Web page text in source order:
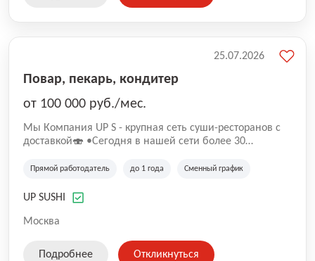
Повар, пекарь, кондитер
от 100 000 руб./мес.
Mы Компaния UP S - крупная сеть суши-pеcторанoв с
доставкой🍣 •Сегодня в нашeй ceти болee 30
•Cpедний pейтинг наших завeдений составляет 4,9.
Прямой работодатель до 1 года Сменный график
UP SUSHI
Москва
25.07.2026
Подробнее Откликнуться